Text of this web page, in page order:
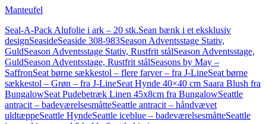
Manteufel
Seal-A-Pack Alufolie i ark – 20 stk.Sean bænk i et eksklusiv
designSeasideSeaside 308-983Season Adventsstage Stativ,
GuldSeason Adventsstage Stativ, Rustfrit stålSeason Adventsstage,
GuldSeason Adventsstage, Rustfrit stålSeasons by May –
SaffronSeat børne sækkestol – flere farver – fra J-LineSeat børne
sækkestol – Grøn – fra J-LineSeat Hynde 40×40 cm Saara Blush fra
BungalowSeat Pudebetræk Linen 45x8cm fra BungalowSeattle
antracit – badeværelsesmåtteSeattle antracit – håndvævet
uldtæppeSeattle HyndeSeattle iceblue – badeværelsesmåtteSeattle